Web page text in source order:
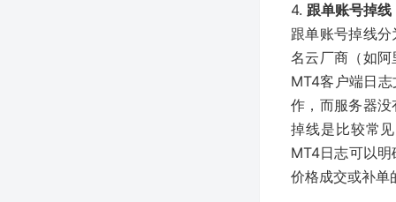
4. 跟单账号掉线
跟单账号掉线
名云厂商（如
MT4客户端日
作，而服务器
掉线是比较常
MT4日志可以
价格成交或补单